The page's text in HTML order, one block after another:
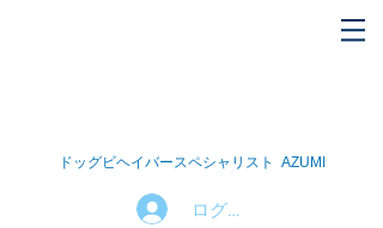
ドッグビヘイバースペシャリスト AZUMI
ログイン